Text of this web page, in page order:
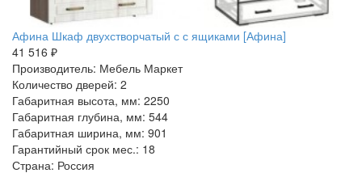
Афина Шкаф двухстворчатый с с ящиками [Афина]
41 516 ₽
Производитель: Мебель Маркет
Количество дверей: 2
Габаритная высота, мм: 2250
Габаритная глубина, мм: 544
Габаритная ширина, мм: 901
Гарантийный срок мес.: 18
Страна: Россия